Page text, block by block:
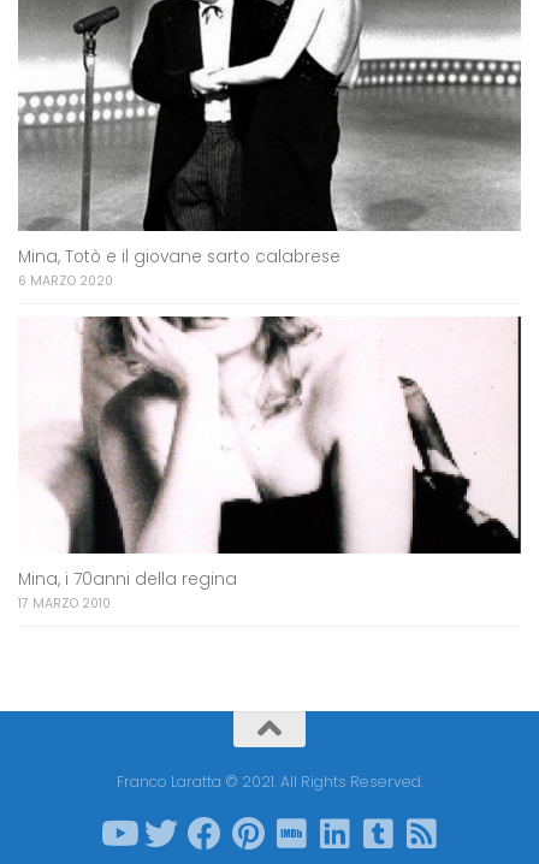
Mina, Totò e il giovane sarto calabrese
6 MARZO 2020
Mina, i 70anni della regina
17 MARZO 2010
Franco Laratta © 2021. All Rights Reserved.